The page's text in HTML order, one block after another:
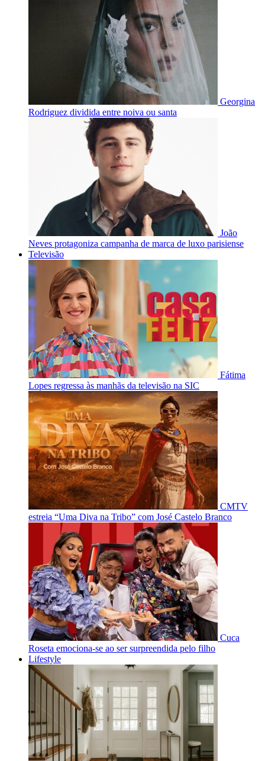
Georgina
Rodriguez dividida entre noiva ou santa
João
Neves protagoniza campanha de marca de luxo parisiense
Televisão
Fátima
Lopes regressa às manhãs da televisão na SIC
CMTV
estreia “Uma Diva na Tribo” com José Castelo Branco
Cuca
Roseta emociona-se ao ser surpreendida pelo filho
Lifestyle